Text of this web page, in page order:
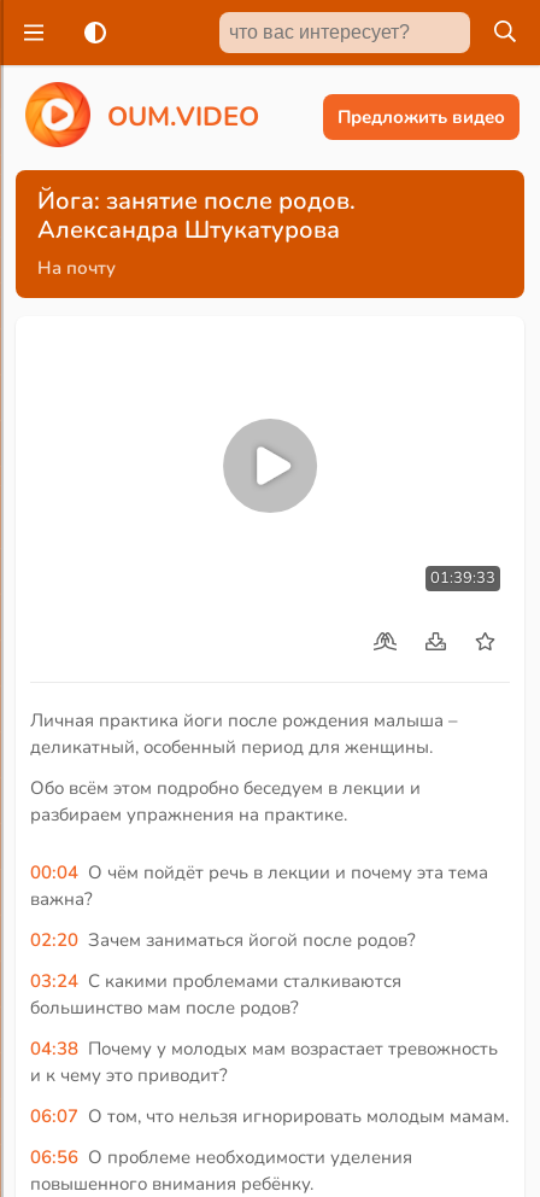
OUM.VIDEO Предложить видео
Йога: занятие после родов.
Александра Штукатурова
На почту
01:39:33
Личная практика йоги после рождения малыша –
деликатный, особенный период для женщины.
Обо всём этом подробно беседуем в лекции и
разбираем упражнения на практике.
00:04 О чём пойдёт речь в лекции и почему эта тема
важна?
02:20 Зачем заниматься йогой после родов?
03:24 С какими проблемами сталкиваются
большинство мам после родов?
04:38 Почему у молодых мам возрастает тревожность
и к чему это приводит?
06:07 О том, что нельзя игнорировать молодым мамам.
06:56 О проблеме необходимости уделения
повышенного внимания ребёнку.